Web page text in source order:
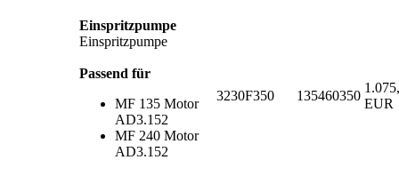
Einspritzpumpe
Einspritzpumpe
Passend für
MF 135 Motor
AD3.152
MF 240 Motor
AD3.152
3230F350 135460350
EUR